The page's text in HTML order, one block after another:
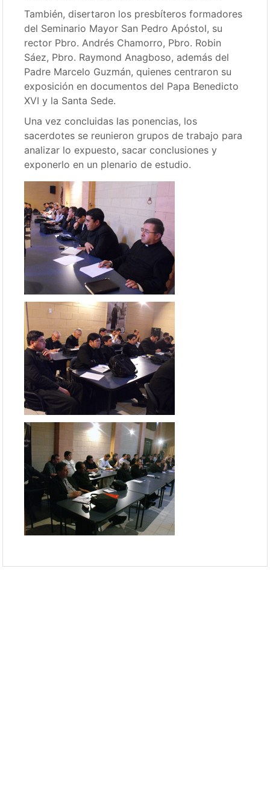
También, disertaron los presbíteros formadores
del Seminario Mayor San Pedro Apóstol, su
rector Pbro. Andrés Chamorro, Pbro. Robin
Sáez, Pbro. Raymond Anagboso, además del
Padre Marcelo Guzmán, quienes centraron su
exposición en documentos del Papa Benedicto
XVI y la Santa Sede.
Una vez concluidas las ponencias, los
sacerdotes se reunieron grupos de trabajo para
analizar lo expuesto, sacar conclusiones y
exponerlo en un plenario de estudio.